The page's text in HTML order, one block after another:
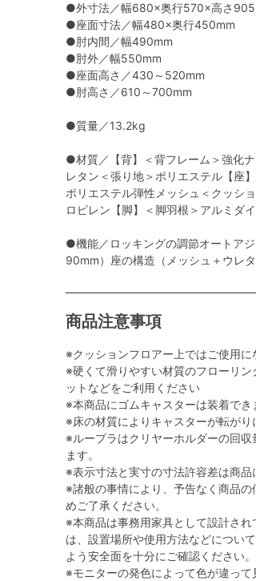
●外寸法／幅680×奥行570×高さ
●座面寸法／幅480×奥行450mm
●肘内間／幅490mm
●肘外／幅550mm
●座面高さ／430～520mm
●肘高さ／610～700mm
●質量／13.2kg
●材質／【背】＜背フレーム＞強化
レタン＜張り地＞ポリエステル【座
ポリエステル弾性メッシュ＜クッシ
ロピレン【脚】＜脚羽根＞アルミダ
●機能／ロッキングの調節オートア
90mm）座の構造（メッシュ＋ウレタ
商品注意事項
※クッションフロアー上ではご使用
※硬くて滑りやすい材質のフローリ
ットなどをご利用ください
※本商品にゴムキャスターは装着でき
※床の材質によりキャスターが転がり
※ループラはクリヤーホルダーの回
ます。
※表示寸法と実寸の寸法許容差は商品
※諸般の事情により、予告なく商品
めご了承ください。
※本商品は事務用家具として設計さ
は、設置場所や使用方法などについ
よう安全面を十分にご確認ください。
※モニターの発色によって色が違って